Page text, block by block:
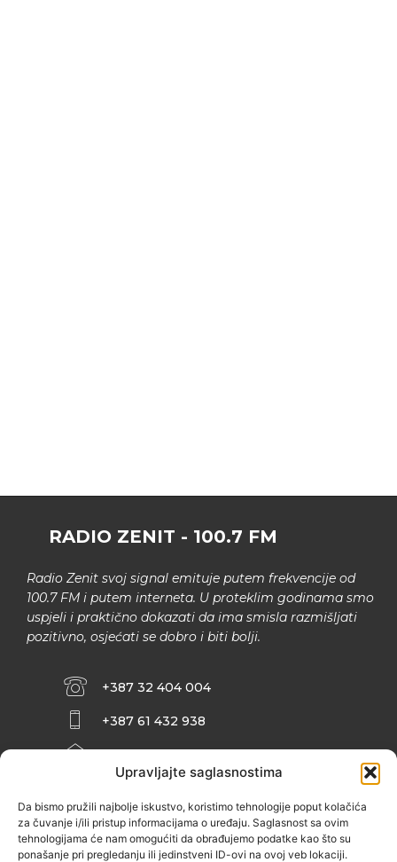
Upravljajte saglasnostima
Da bismo pružili najbolje iskustvo, koristimo tehnologije poput kolačića
za čuvanje i/ili pristup informacijama o uređaju. Saglasnost sa ovim
tehnologijama će nam omogućiti da obrađujemo podatke kao što su
ponašanje pri pregledanju ili jedinstveni ID-ovi na ovoj veb lokaciji.
RADIO ZENIT - 100.7 FM
Radio Zenit svoj signal emituje putem frekvencije od
100.7 FM i putem interneta. U proteklim godinama smo
uspjeli i praktično dokazati da ima smisla razmišljati
pozitivno, osjećati se dobro i biti bolji.
+387 32 404 004
+387 61 432 938
INFO@ZENIT.BA
ZENIČANKA, 3. SPRAT), 72000 ZENICA